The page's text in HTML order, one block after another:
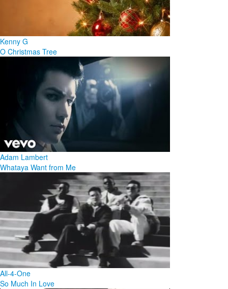
Kenny G
O Christmas Tree
Adam Lambert
Whataya Want from Me
All-4-One
So Much In Love